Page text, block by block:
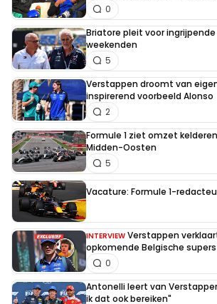
0
Briatore pleit voor ingrijpende
weekenden
5
Verstappen droomt van
inspirerend voorbeeld Alonso
2
Formule 1 ziet omzet
Midden-Oosten
5
Vacature: Formule 1-
INTERVIEW Verstappen
opkomende Belgische
0
Antonelli leert van
ik dat ook bereiken"